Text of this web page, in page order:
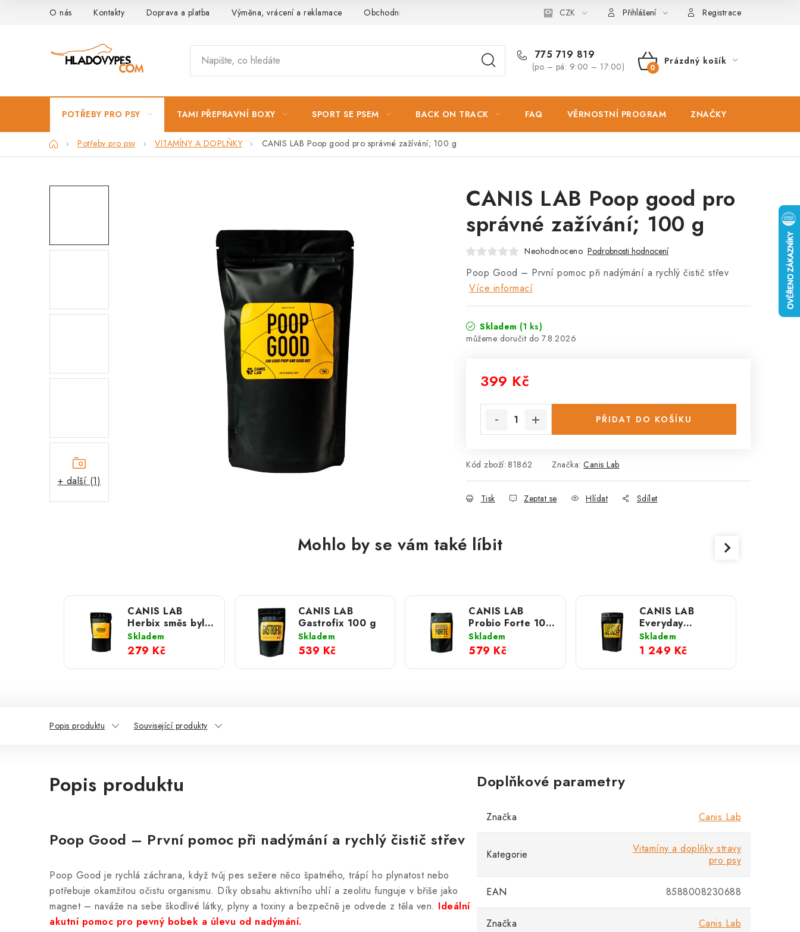
O nás Kontakty Doprava a platba Výměna, vrácení a reklamace Obchodní podmínky Podmínky ochrany osobních údajů Zásady použivání souboru cookies
CZK Přihlášení Registrace
775 719 819
(po – pá: 9:00 – 17:00)
NÁKUPNÍ
Prázdný košík
POTŘEBY PRO PSY TAMI PŘEPRAVNÍ BOXY SPORT SE PSEM BACK ON TRACK FAQ VĚRNOSTNÍ PROGRAM ZNAČKY
DomůPotřeby pro psy VITAMÍNY A DOPLŇKY CANIS LAB Poop good pro správné zažívání; 100 g
+ další (1)
CANIS LAB Poop good pro
správné zažívání; 100 g
Neohodnoceno Podrobnosti hodnocení
Poop Good – První pomoc při nadýmání a rychlý čistič střev
Více informací
Skladem (1 ks)
7.8.2026
399 Kč
PŘIDAT DO KOŠÍKU
Kód zboží: 81862 Značka: Canis Lab
Tisk Zeptat se Hlídat Sdílet
Mohlo by se vám také líbit
CANIS LAB
Herbix směs bylin
pro lepší zažívání
psa 80 g
Skladem
279 Kč
CANIS LAB
Gastrofix 100 g
Skladem
539 Kč
CANIS LAB
Probio Forte 100
g
Skladem
579 Kč
CANIS LAB
Everyday
balancer; 1000g
Skladem
1 249 Kč
Popis produktu Související produkty
Popis produktu
Poop Good – První pomoc při nadýmání a rychlý čistič střev
Poop Good je rychlá záchrana, když tvůj pes sežere něco špatného, trápí ho plynatost nebo
potřebuje okamžitou očistu organismu. Díky obsahu aktivního uhlí a zeolitu funguje v břiše jako
magnet – naváže na sebe škodlivé látky, plyny a toxiny a bezpečně je odvede z těla ven. Ideální
akutní pomoc pro pevný bobek a úlevu od nadýmání.
Doplňkové parametry
Značka Canis Lab
Kategorie
Vitamíny a doplňky stravy
pro psy
EAN 8588008230688
Značka Canis Lab